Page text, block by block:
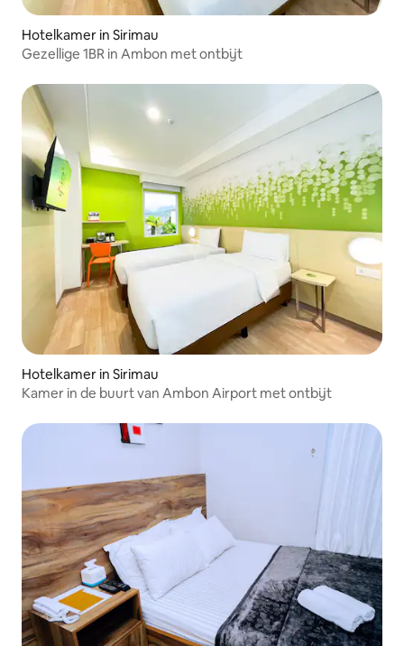
Hotelkamer in Sirimau
Gezellige 1BR in Ambon met ontbijt
Hotelkamer in Sirimau
Kamer in de buurt van Ambon Airport met ontbijt